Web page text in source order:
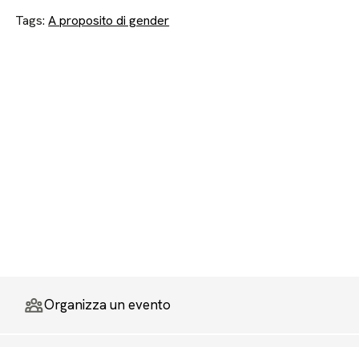
Tags:A proposito di gender
Organizza un evento